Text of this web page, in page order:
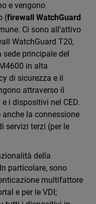
e vengono
(firewall WatchGuard
Ci sono all’attivo
WatchGuard T20,
sede principale del
in alta
di sicurezza e il
attraverso il
i dispositivi nel CED.
anche la connessione
servizi terzi (per le
della
particolare, sono
multifattore
e per le VDI;